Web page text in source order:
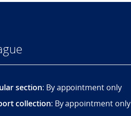
section: By appointment only
collection: By appointment only